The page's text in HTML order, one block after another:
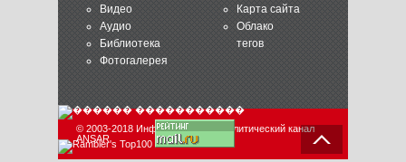
Видео
Аудио
Библиотека
Фотогалерея
Карта сайта
Облако
тегов
© 2003-2018 Информационно-аналитический канал
ANSAR